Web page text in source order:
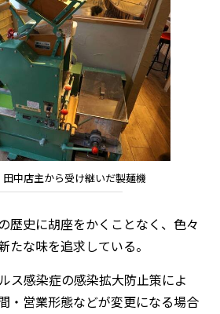
田中店主から受け継いだ製麺機
歴史に胡座をかくことなく、色々
たな味を追求している。
感染症の感染拡大防止策によ
・営業形態などが変更になる場合